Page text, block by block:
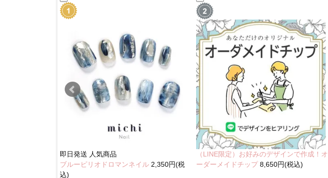
即日発送 人気商品
ブルーピリオドロマンネイル 2,350円(税
込)
（LINE限定）お好みのデザインで作成！オ
ーダーメイドチップ8,650円(税込)